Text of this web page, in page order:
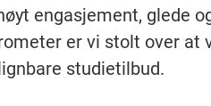
engasjement, glede
er vi stolt over at
studietilbud.